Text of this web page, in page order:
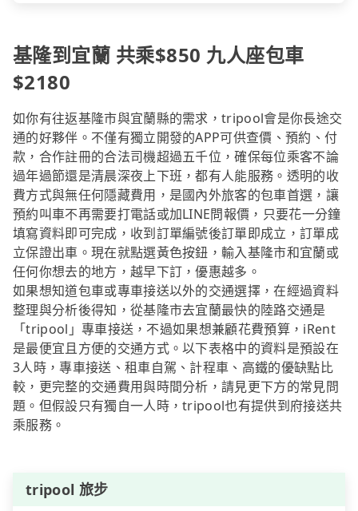
基隆到宜蘭 共乘$850 九人座包車
$2180
如你有往返基隆市與宜蘭縣的需求，tripool會是你長途交
通的好夥伴。不僅有獨立開發的APP可供查價、預約、付
款，合作註冊的合法司機超過五千位，確保每位乘客不論
過年過節還是清晨深夜上下班，都有人能服務。透明的收
費方式與無任何隱藏費用，是國內外旅客的包車首選，讓
預約叫車不再需要打電話或加LINE問報價，只要花一分鐘
填寫資料即可完成，收到訂單編號後訂單即成立，訂單成
立保證出車。現在就點選黃色按鈕，輸入基隆市和宜蘭或
任何你想去的地方，越早下訂，優惠越多。
如果想知道包車或專車接送以外的交通選擇，在經過資料
整理與分析後得知，從基隆市去宜蘭最快的陸路交通是
「tripool」專車接送，不過如果想兼顧花費預算，iRent
是最便宜且方便的交通方式。以下表格中的資料是預設在
3人時，專車接送、租車自駕、計程車、高鐵的優缺點比
較，更完整的交通費用與時間分析，請見更下方的常見問
題。但假設只有獨自一人時，tripool也有提供到府接送共
乘服務。
tripool 旅步